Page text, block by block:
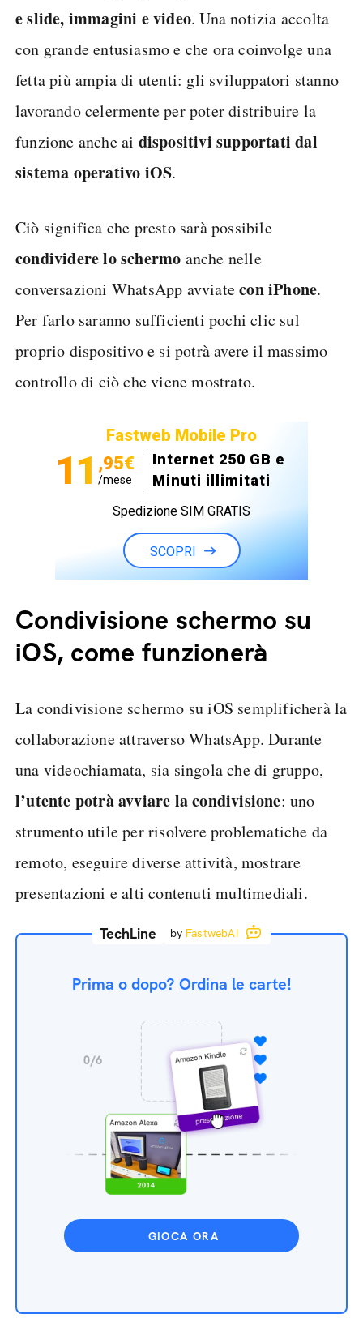
e slide, immagini e video. Una notizia accolta
con grande entusiasmo e che ora coinvolge una
fetta più ampia di utenti: gli sviluppatori stanno
lavorando celermente per poter distribuire la
funzione anche ai dispositivi supportati dal
sistema operativo iOS.
Ciò significa che presto sarà possibile
condividere lo schermo anche nelle
conversazioni WhatsApp avviatecon iPhone.
Per farlo saranno sufficienti pochi clic sul
proprio dispositivo e si potrà avere il massimo
controllo di ciò che viene mostrato.
Fastweb Mobile Pro
11 ,95€
/mese
Internet 250 GB e
Minuti illimitati
Spedizione SIM GRATIS
SCOPRI
Condivisione schermo su
iOS, come funzionerà
La condivisione schermo su iOS semplificherà la
collaborazione attraverso WhatsApp. Durante
una videochiamata, sia singola che di gruppo,
l’utente potrà avviare la condivisione: uno
strumento utile per risolvere problematiche da
remoto, eseguire diverse attività, mostrare
presentazioni e alti contenuti multimediali.
TechLine by FastwebAI
Prima o dopo? Ordina le carte!
GIOCA ORA